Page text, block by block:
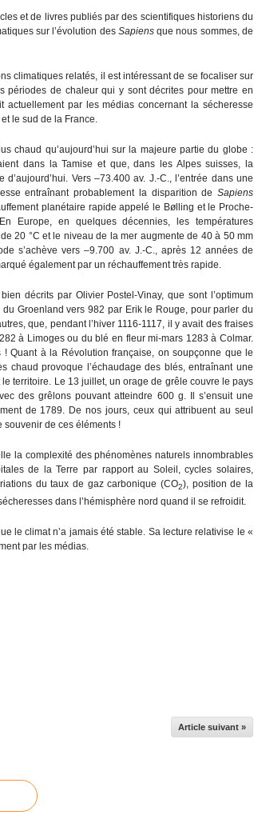
et de livres publiés par des scientifiques historiens du
sur l’évolution des Sapiensque nous sommes, de
climatiques relatés, il est intéressant de se focaliser sur
périodes de chaleur qui y sont décrites pour mettre en
actuellement par les médias concernant la sécheresse
le sud de la France.
chaud qu’aujourd’hui sur la majeure partie du globe :
dans la Tamise et que, dans les Alpes suisses, la
Vers –73.400 av. J.-C., l’entrée dans une
entraînant probablement la disparition de Sapiens
planétaire rapide appelé le Bølling et le Proche-
Europe, en quelques décennies, les températures
20 °C et le niveau de la mer augmente de 40 à 50 mm
s’achève vers –9.700 av. J.-C., après 12 années de
également par un réchauffement très rapide.
décrits par Olivier Postel-Vinay, que sont l’optimum
Groenland vers 982 par Erik le Rouge, pour parler du
que, pendant l’hiver 1116-1117, il y avait des fraises
à Limoges ou du blé en fleur mi-mars 1283 à Colmar.
Quant à la Révolution française, on soupçonne que le
chaud provoque l’échaudage des blés, entraînant une
territoire. Le 13 juillet, un orage de grêle couvre le pays
des grêlons pouvant atteindre 600 g. Il s’ensuit une
de 1789. De nos jours, ceux qui attribuent au seul
souvenir de ces éléments !
la complexité des phénomènes naturels innombrables
de la Terre par rapport au Soleil, cycles solaires,
du taux de gaz carbonique (CO2), position de la
dans l’hémisphère nord quand il se refroidit.
le climat n’a jamais été stable. Sa lecture relativise le «
par les médias.
Article suivant »